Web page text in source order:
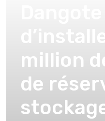
million
de